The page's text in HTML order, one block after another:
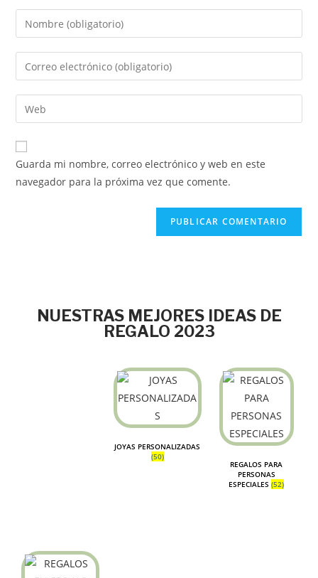
Guarda mi nombre, correo electrónico y web en este
navegador para la próxima vez que comente.
NUESTRAS MEJORES IDEAS DE
REGALO 2023
JOYAS PERSONALIZADAS
(50)
REGALOS PARA
PERSONAS
ESPECIALES(52)